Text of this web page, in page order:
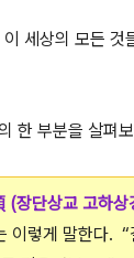
세상의 모든 것
한 부분을 살펴
장단상교 고하상
이렇게 말한다. “